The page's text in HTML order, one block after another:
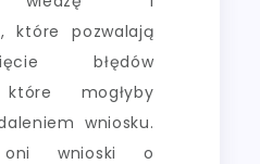
które pozwalają
błędów
mogłyby
wniosku.
oni wnioski o